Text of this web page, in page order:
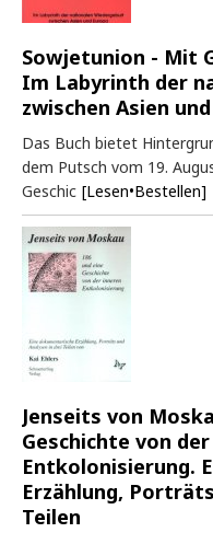
Sowjetunion - Mit
Im Labyrinth der
zwischen Asien
Das Buch bietet
dem Putsch vom 19.
Geschic [Lesen•Bestellen]
Jenseits von
Geschichte von
Entkolonisierung.
Erzählung,
Teilen